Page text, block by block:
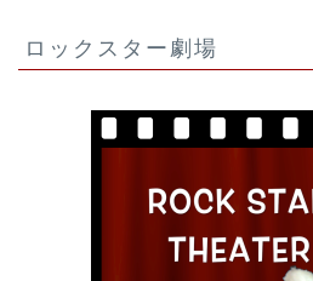
ロックスター劇場